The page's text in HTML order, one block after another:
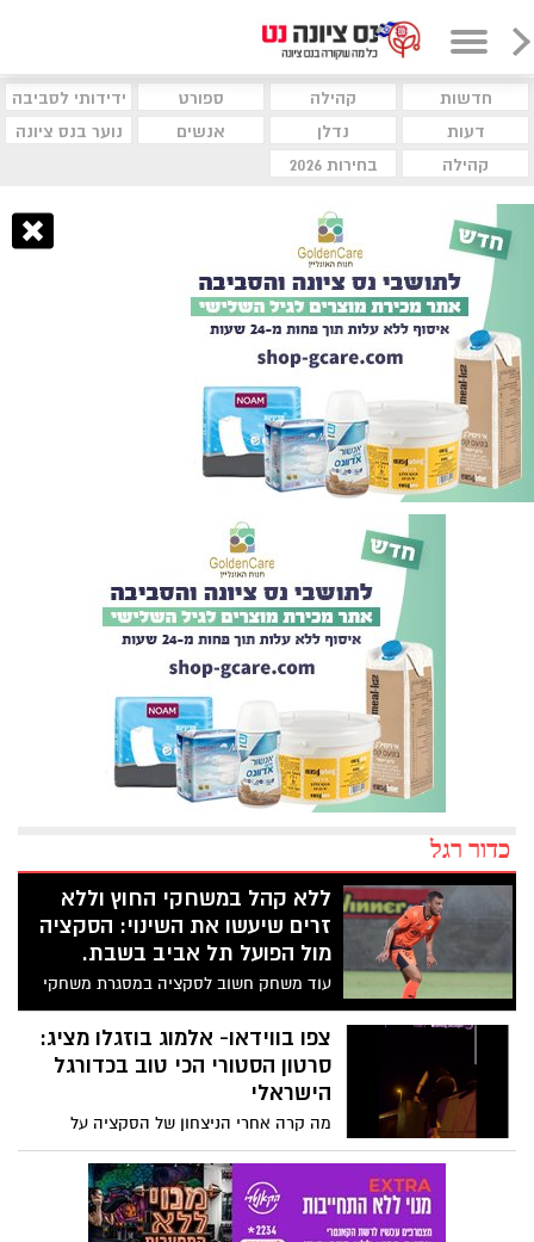
חדשות קהילה ספורט
ידידותי לסביבה
דעות
נדלן אנשים
נוער בנס ציונה
קהילה
בחירות 2026
כדור רגל
ללא קהל במשחקי החוץ וללא
זרים שיעשו את השינוי: הסקציה
מול הפועל תל אביב בשבת.
עוד משחק חשוב לסקציה במסגרת משחקי
הפלייאוף התחתון. הפעם מול הפועל תל
אביב בבלומפילד. האם בשבת הסקציה
תעשה צעד נוסף להישרדות או תשקע עמוק
צפו בווידאו- אלמוג בוזגלו מציג:
סרטון הסטורי הכי טוב בכדורגל
הישראלי
מה קרה אחרי הניצחון של הסקציה על
חדרה?. באופן מסתורי נשכחו 3 שחקני
הקבוצה באצטדיון בנתניה ונאלצו לצאת
מתחומי המגרש בטיפוס על החומות. צפו
בווידאו. הלו זה ליגת העל?